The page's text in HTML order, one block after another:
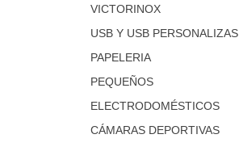
VICTORINOX
USB Y USB PERSONALIZAS
PAPELERIA
PEQUEÑOS
ELECTRODOMÉSTICOS
CÁMARAS DEPORTIVAS